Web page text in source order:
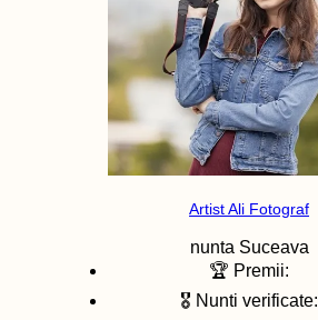
Artist Ali Fotograf
nunta Suceava
🏆 Premii:
🎖️ Nunti verificate: